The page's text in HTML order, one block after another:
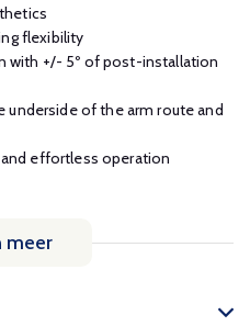
flexibility
with +/- 5º of post-installation
underside of the arm route and
effortless operation
meer